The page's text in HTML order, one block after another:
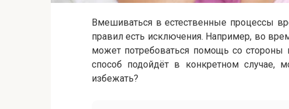
Вмешиваться в естественные процессы
правил есть исключения. Например, во
может потребоваться помощь со стороны
способ подойдёт в конкретном случае,
избежать?